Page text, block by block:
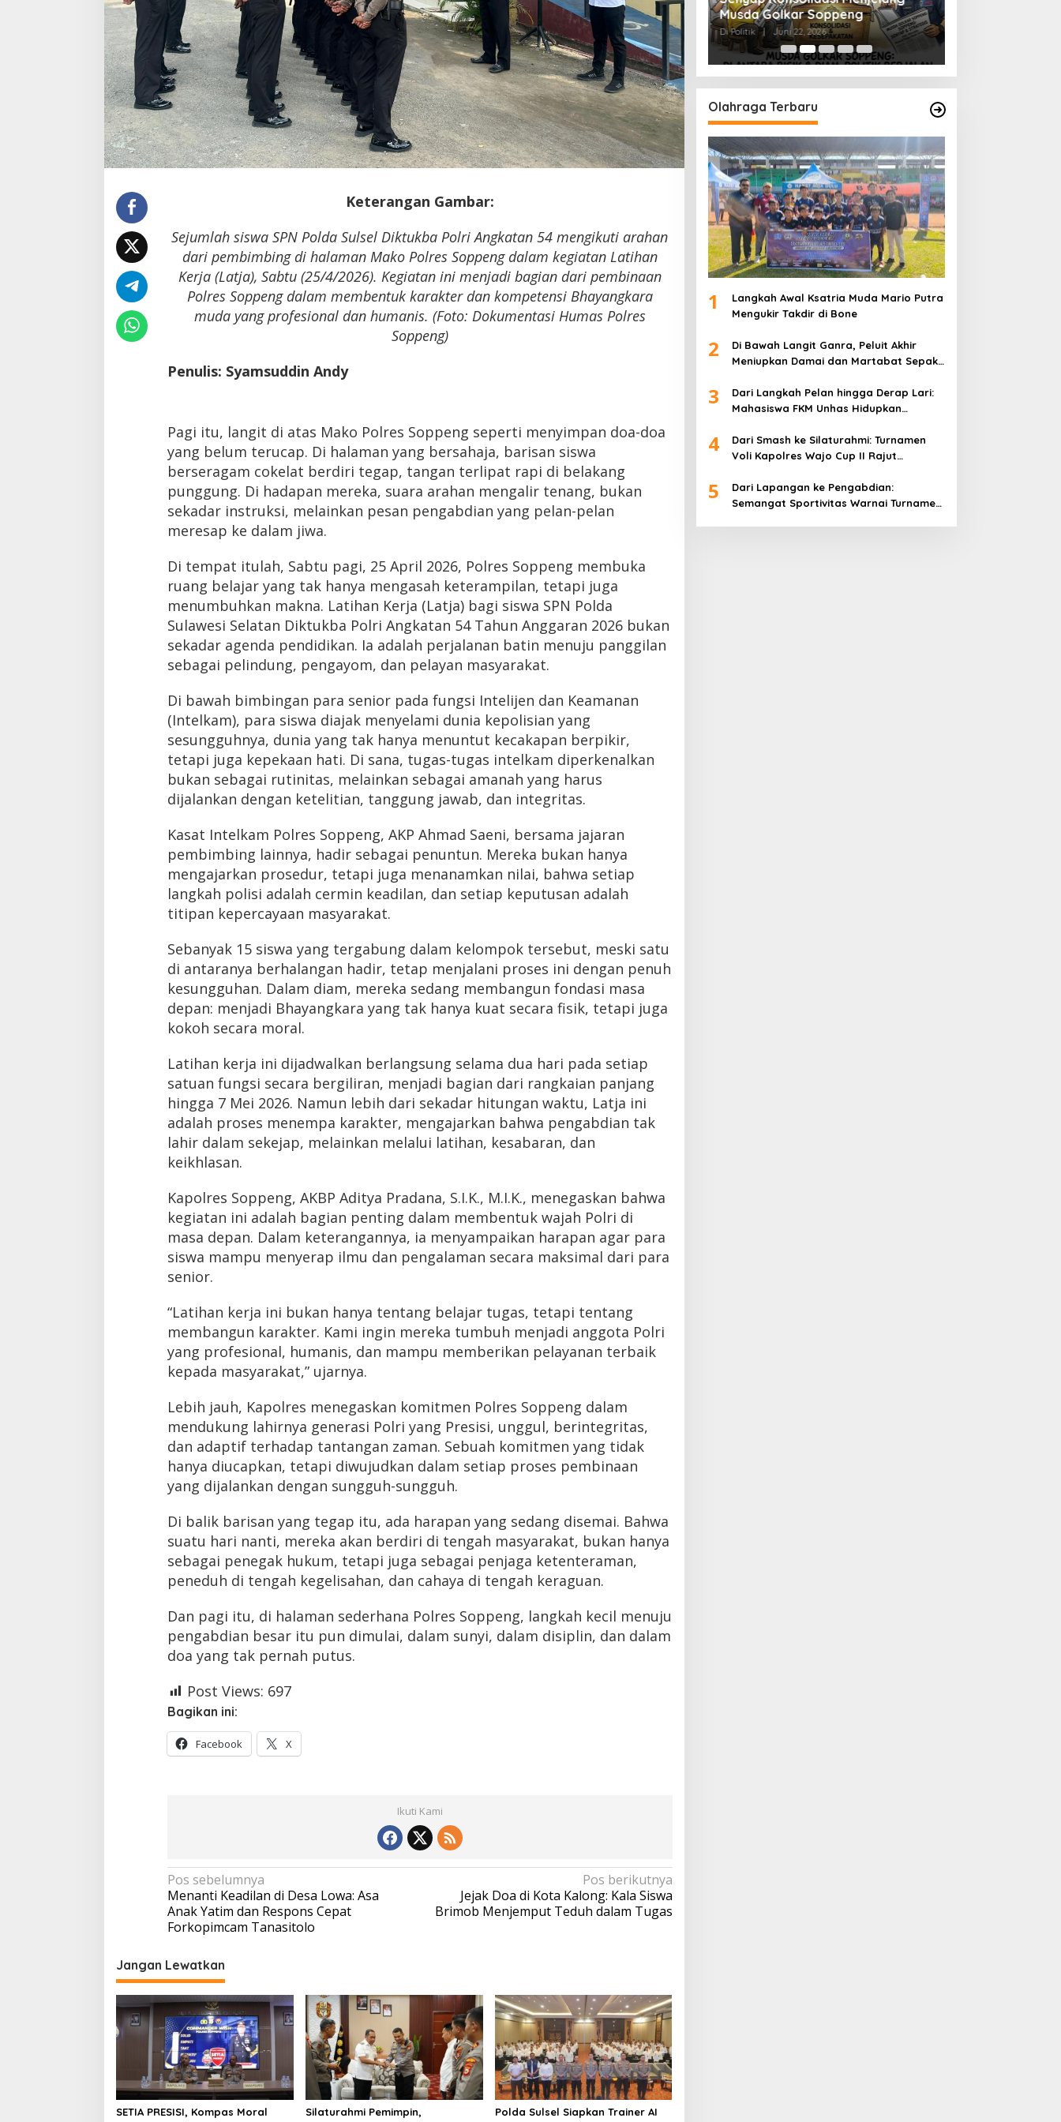
Keterangan Gambar:
Sejumlah siswa SPN Polda Sulsel Diktukba Polri Angkatan 54 mengikuti arahan
dari pembimbing di halaman Mako Polres Soppeng dalam kegiatan Latihan
Kerja (Latja), Sabtu (25/4/2026). Kegiatan ini menjadi bagian dari pembinaan
Polres Soppeng dalam membentuk karakter dan kompetensi Bhayangkara
muda yang profesional dan humanis. (Foto: Dokumentasi Humas Polres
Soppeng)
Penulis: Syamsuddin Andy
Pagi itu, langit di atas Mako Polres Soppeng seperti menyimpan doa-doa
yang belum terucap. Di halaman yang bersahaja, barisan siswa
berseragam cokelat berdiri tegap, tangan terlipat rapi di belakang
punggung. Di hadapan mereka, suara arahan mengalir tenang, bukan
sekadar instruksi, melainkan pesan pengabdian yang pelan-pelan
meresap ke dalam jiwa.
Di tempat itulah, Sabtu pagi, 25 April 2026, Polres Soppeng membuka
ruang belajar yang tak hanya mengasah keterampilan, tetapi juga
menumbuhkan makna. Latihan Kerja (Latja) bagi siswa SPN Polda
Sulawesi Selatan Diktukba Polri Angkatan 54 Tahun Anggaran 2026 bukan
sekadar agenda pendidikan. Ia adalah perjalanan batin menuju panggilan
sebagai pelindung, pengayom, dan pelayan masyarakat.
Di bawah bimbingan para senior pada fungsi Intelijen dan Keamanan
(Intelkam), para siswa diajak menyelami dunia kepolisian yang
sesungguhnya, dunia yang tak hanya menuntut kecakapan berpikir,
tetapi juga kepekaan hati. Di sana, tugas-tugas intelkam diperkenalkan
bukan sebagai rutinitas, melainkan sebagai amanah yang harus
dijalankan dengan ketelitian, tanggung jawab, dan integritas.
Kasat Intelkam Polres Soppeng, AKP Ahmad Saeni, bersama jajaran
pembimbing lainnya, hadir sebagai penuntun. Mereka bukan hanya
mengajarkan prosedur, tetapi juga menanamkan nilai, bahwa setiap
langkah polisi adalah cermin keadilan, dan setiap keputusan adalah
titipan kepercayaan masyarakat.
Sebanyak 15 siswa yang tergabung dalam kelompok tersebut, meski satu
di antaranya berhalangan hadir, tetap menjalani proses ini dengan penuh
kesungguhan. Dalam diam, mereka sedang membangun fondasi masa
depan: menjadi Bhayangkara yang tak hanya kuat secara fisik, tetapi juga
kokoh secara moral.
Latihan kerja ini dijadwalkan berlangsung selama dua hari pada setiap
satuan fungsi secara bergiliran, menjadi bagian dari rangkaian panjang
hingga 7 Mei 2026. Namun lebih dari sekadar hitungan waktu, Latja ini
adalah proses menempa karakter, mengajarkan bahwa pengabdian tak
lahir dalam sekejap, melainkan melalui latihan, kesabaran, dan
keikhlasan.
Kapolres Soppeng, AKBP Aditya Pradana, S.I.K., M.I.K., menegaskan bahwa
kegiatan ini adalah bagian penting dalam membentuk wajah Polri di
masa depan. Dalam keterangannya, ia menyampaikan harapan agar para
siswa mampu menyerap ilmu dan pengalaman secara maksimal dari para
senior.
“Latihan kerja ini bukan hanya tentang belajar tugas, tetapi tentang
membangun karakter. Kami ingin mereka tumbuh menjadi anggota Polri
yang profesional, humanis, dan mampu memberikan pelayanan terbaik
kepada masyarakat,” ujarnya.
Lebih jauh, Kapolres menegaskan komitmen Polres Soppeng dalam
mendukung lahirnya generasi Polri yang Presisi, unggul, berintegritas,
dan adaptif terhadap tantangan zaman. Sebuah komitmen yang tidak
hanya diucapkan, tetapi diwujudkan dalam setiap proses pembinaan
yang dijalankan dengan sungguh-sungguh.
Di balik barisan yang tegap itu, ada harapan yang sedang disemai. Bahwa
suatu hari nanti, mereka akan berdiri di tengah masyarakat, bukan hanya
sebagai penegak hukum, tetapi juga sebagai penjaga ketenteraman,
peneduh di tengah kegelisahan, dan cahaya di tengah keraguan.
Dan pagi itu, di halaman sederhana Polres Soppeng, langkah kecil menuju
pengabdian besar itu pun dimulai, dalam sunyi, dalam disiplin, dan dalam
doa yang tak pernah putus.
Post Views: 697
Bagikan ini:
Facebook X
Ikuti Kami
Navigasi
pos
Pos sebelumnya
Menanti Keadilan di Desa Lowa: Asa
Anak Yatim dan Respons Cepat
Forkopimcam Tanasitolo
Pos berikutnya
Jejak Doa di Kota Kalong: Kala Siswa
Brimob Menjemput Teduh dalam Tugas
Jangan Lewatkan
SETIA PRESISI, Kompas Moral
Silaturahmi Pemimpin,
Polda Sulsel Siapkan Trainer AI
Latemmamala
Di Politik | Juni 22, 2026
Musda Golkar Soppeng
Di Politik | Juni 22, 2026
Olahraga Terbaru
1
Langkah Awal Ksatria Muda Mario Putra
Mengukir Takdir di Bone
2
Di Bawah Langit Ganra, Peluit Akhir
Meniupkan Damai dan Martabat Sepak
3
Dari Langkah Pelan hingga Derap Lari:
Mahasiswa FKM Unhas Hidupkan
4
Dari Smash ke Silaturahmi: Turnamen
Voli Kapolres Wajo Cup II Rajut
80
5
Dari Lapangan ke Pengabdian:
Semangat Sportivitas Warnai Turnamen